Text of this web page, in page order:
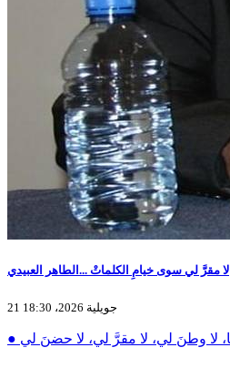
لا مقرَّ لي سوى خيامِ الكلماتْ ...الطاهر العبيدي
21 جويلية 2026، 18:30